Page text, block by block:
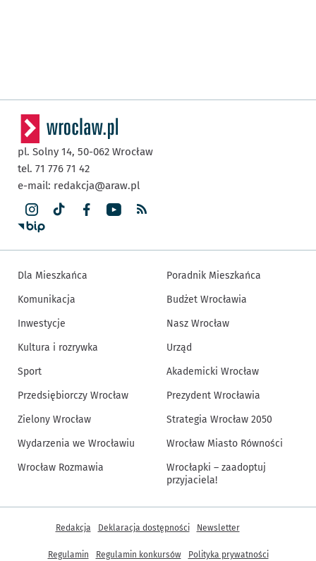
pl. Solny 14, 50-062 Wrocław
tel. 71 776 71 42
e-mail: redakcja@araw.pl
Dla Mieszkańca
Komunikacja
Inwestycje
Kultura i rozrywka
Sport
Przedsiębiorczy Wrocław
Zielony Wrocław
Wydarzenia we Wrocławiu
Wrocław Rozmawia
Poradnik Mieszkańca
Budżet Wrocławia
Nasz Wrocław
Urząd
Akademicki Wrocław
Prezydent Wrocławia
Strategia Wrocław 2050
Wrocław Miasto Równości
Wrocłapki – zaadoptuj
przyjaciela!
Inne informacje
Redakcja Deklaracja dostępności Newsletter
Regulamin Regulamin konkursów Polityka prywatności